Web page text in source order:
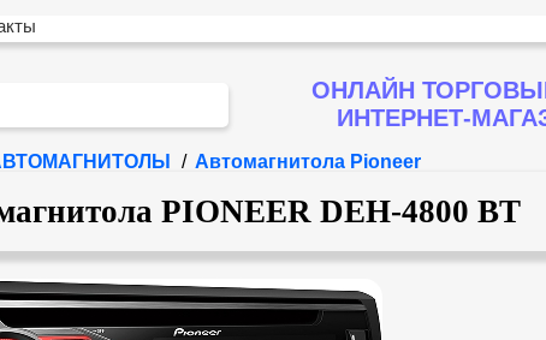
ОНЛАЙН
ИНТЕРНЕТ-
/ Автомагнитола Pioneer
PIONEER DEH-4800 BT